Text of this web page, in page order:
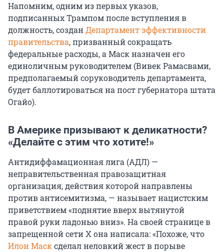
Напомним, одним из первых указов,
подписанных Трампом после вступления в
должность, созданДепартамент эффективности
правительства, призванный сокращать
федеральные расходы, а Маск назначен его
единоличным руководителем (Вивек Рамасвами,
предполагаемый соруководитель департамента,
будет баллотироваться на пост губернатора штата
Огайо).
В Америке призывают к деликатности?
«Делайте с этим что хотите!»
Антидиффамационная лига (АДЛ) —
неправительственная правозащитная
организация, действия которой направлены
против антисемитизма, — называет нацистским
приветствием «поднятие вверх вытянутой
правой руки ладонью вниз». На своей странице в
запрещенной сети Х она написала: «Похоже, что
Илон Масксделал неловкий жест в порыве